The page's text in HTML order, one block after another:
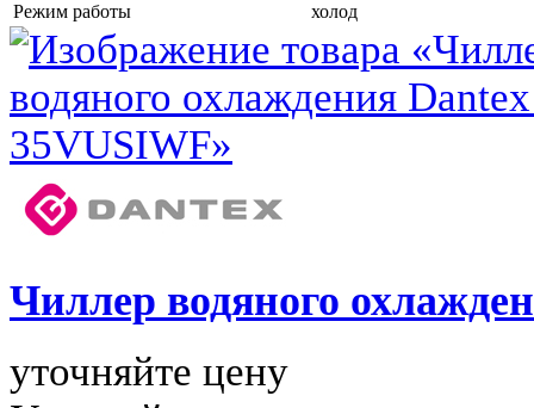
Режим работы
холод
Чиллер водяного
уточняйте цену